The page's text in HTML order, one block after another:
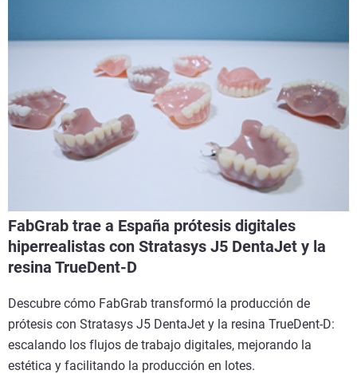
FabGrab trae a España prótesis digitales
hiperrealistas con Stratasys J5 DentaJet y la
resina TrueDent-D
Descubre cómo FabGrab transformó la producción de
prótesis con Stratasys J5 DentaJet y la resina TrueDent-D:
escalando los flujos de trabajo digitales, mejorando la
estética y facilitando la producción en lotes.